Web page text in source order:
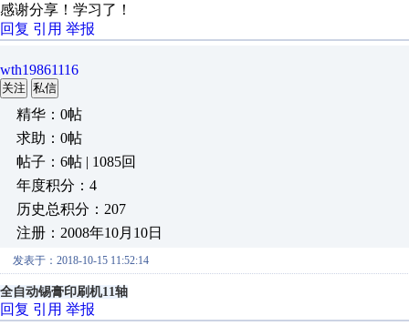
感谢分享！学习了！
回复 引用 举报
wth19861116
关注 私信
精华：0帖
求助：0帖
帖子：6帖 | 1085回
年度积分：4
历史总积分：207
注册：2008年10月10日
发表于：2018-10-15 11:52:14
全自动锡膏印刷机11轴
回复 引用 举报